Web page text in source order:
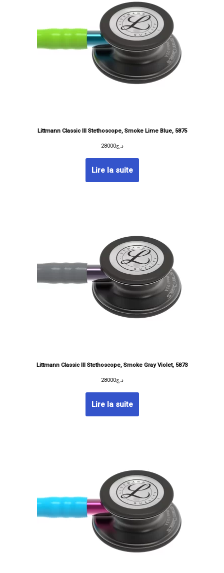
Littmann Classic III Stethoscope, Smoke Lime Blue, 5875
د.ج28000
Lire la suite
Littmann Classic III Stethoscope, Smoke Gray Violet, 5873
د.ج28000
Lire la suite